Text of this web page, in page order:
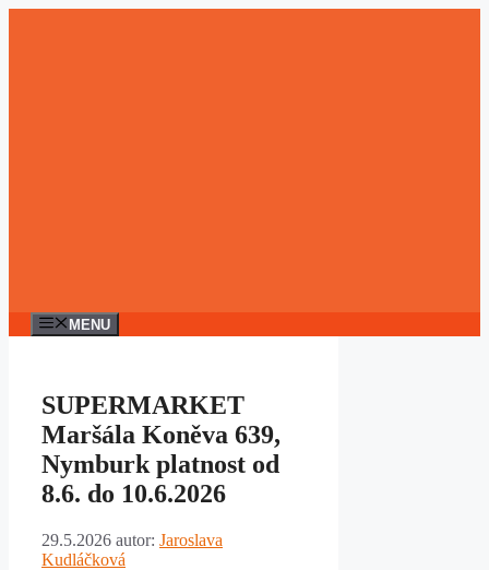
MENU
SUPERMARKET
Maršála Koněva 639,
Nymburk platnost od
8.6. do 10.6.2026
29.5.2026 autor: Jaroslava
Kudláčková